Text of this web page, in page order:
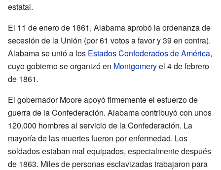
estatal.
El 11 de enero de 1861, Alabama aprobó la ordenanza de
secesión de la Unión (por 61 votos a favor y 39 en contra).
Alabama se unió a los Estados Confederados de América,
cuyo gobierno se organizó en Montgomeryel 4 de febrero
de 1861.
El gobernador Moore apoyó firmemente el esfuerzo de
guerra de la Confederación. Alabama contribuyó con unos
120.000 hombres al servicio de la Confederación. La
mayoría de las muertes fueron por enfermedad. Los
soldados estaban mal equipados, especialmente después
de 1863. Miles de personas esclavizadas trabajaron para